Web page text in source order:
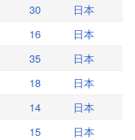
30
日本
16
日本
35
日本
18
日本
14
日本
15
日本